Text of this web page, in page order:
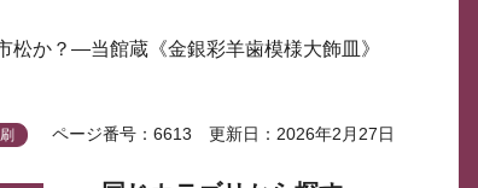
松か？―当館蔵《金銀彩羊歯模様大飾皿》
ページ番号：6613 更新日：2026年2月27日